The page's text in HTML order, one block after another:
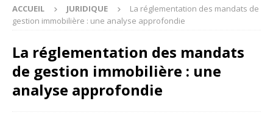
ACCUEIL JURIDIQUE
La réglementation des mandats de
gestion immobilière : une analyse approfondie
La réglementation des mandats
de gestion immobilière : une
analyse approfondie